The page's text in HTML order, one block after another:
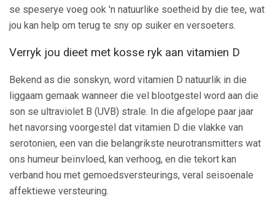
se speserye voeg ook 'n natuurlike soetheid by die tee, wat
jou kan help om terug te sny op suiker en versoeters.
Verryk jou dieet met kosse ryk aan vitamien D
Bekend as die sonskyn, word vitamien D natuurlik in die
liggaam gemaak wanneer die vel blootgestel word aan die
son se ultraviolet B (UVB) strale. In die afgelope paar jaar
het navorsing voorgestel dat vitamien D die vlakke van
serotonien, een van die belangrikste neurotransmitters wat
ons humeur beïnvloed, kan verhoog, en die tekort kan
verband hou met gemoedsversteurings, veral seisoenale
affektiewe versteuring.